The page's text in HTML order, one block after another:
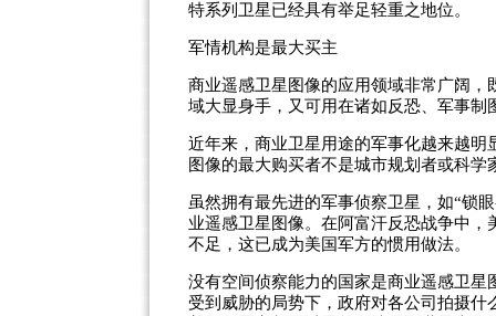
特系列卫星已经具有举足轻重之地位。
军情机构是最大买主
商业遥感卫星图像的应用领域非常广阔
域大显身手，又可用在诸如反恐、军事制
近年来，商业卫星用途的军事化越来越
图像的最大购买者不是城市规划者或科学
虽然拥有最先进的军事侦察卫星，如“锁
业遥感卫星图像。在阿富汗反恐战争中
不足，这已成为美国军方的惯用做法。
没有空间侦察能力的国家是商业遥感卫星
受到威胁的局势下，政府对各公司拍摄